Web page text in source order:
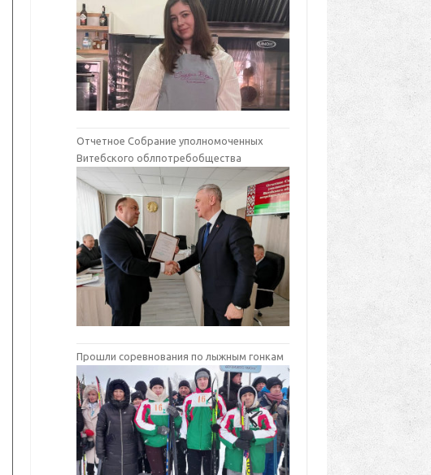
Отчетное Собрание уполномоченных
Витебского облпотребобщества
Прошли соревнования по лыжным гонкам